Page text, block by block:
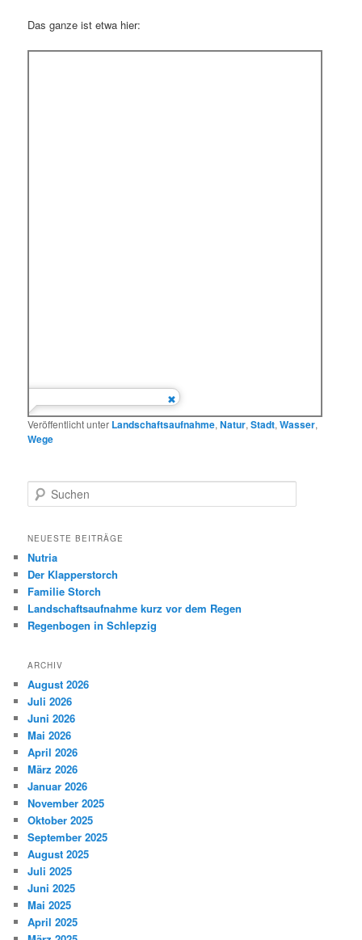
Das ganze ist etwa hier:
Veröffentlicht unter Landschaftsaufnahme,Natur,Stadt,Wasser,
Wege
u
h
n
NEUESTE BEITRÄGE
Nutria
Der Klapperstorch
Familie Storch
Landschaftsaufnahme kurz vor dem Regen
Regenbogen in Schlepzig
ARCHIV
August 2026
Juli 2026
Juni 2026
Mai 2026
April 2026
März 2026
Januar 2026
November 2025
Oktober 2025
September 2025
August 2025
Juli 2025
Juni 2025
Mai 2025
April 2025